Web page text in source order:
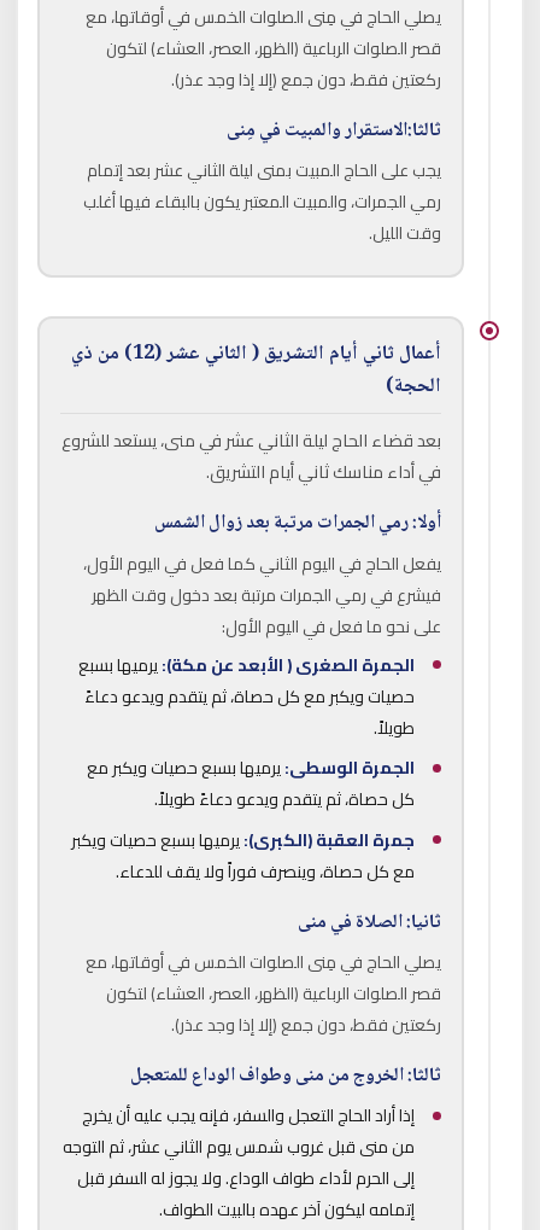
يصلي الحاج في مِنى الصلوات الخمس في أوقاتها، مع
قصر الصلوات الرباعية (الظهر، العصر، العشاء) لتكون
ركعتين فقط، دون جمع (إلا إذا وجد عذر).
ثالثا:الاستقرار والمبيت في مِنى
يجب على الحاج المبيت بمنى ليلة الثاني عشر بعد إتمام
رمي الجمرات، والمبيت المعتبر يكون بالبقاء فيها أغلب
وقت الليل.
أعمال ثاني أيام التشريق ( الثاني عشر (12) من ذي
الحجة)
بعد قضاء الحاج ليلة الثاني عشر في منى، يستعد للشروع
في أداء مناسك ثاني أيام التشريق.
أولا: رمي الجمرات مرتبة بعد زوال الشمس
يفعل الحاج في اليوم الثاني كما فعل في اليوم الأول،
فيشرع في رمي الجمرات مرتبة بعد دخول وقت الظهر
على نحو ما فعل في اليوم الأول:
الجمرة الصغرى ( الأبعد عن مكة):يرميها بسبع
حصيات ويكبر مع كل حصاة، ثم يتقدم ويدعو دعاءً
طويلاً.
الجمرة الوسطى:يرميها بسبع حصيات ويكبر مع
كل حصاة، ثم يتقدم ويدعو دعاءً طويلاً.
جمرة العقبة (الكبرى):يرميها بسبع حصيات ويكبر
مع كل حصاة، وينصرف فوراً ولا يقف للدعاء.
ثانيا: الصلاة في منى
يصلي الحاج في مِنى الصلوات الخمس في أوقاتها، مع
قصر الصلوات الرباعية (الظهر، العصر، العشاء) لتكون
ركعتين فقط، دون جمع (إلا إذا وجد عذر).
ثالثا: الخروج من منى وطواف الوداع للمتعجل
إذا أراد الحاج التعجل والسفر، فإنه يجب عليه أن يخرج
من منى قبل غروب شمس يوم الثاني عشر، ثم التوجه
إلى الحرم لأداء طواف الوداع. ولا يجوز له السفر قبل
إتمامه ليكون آخر عهده بالبيت الطواف.